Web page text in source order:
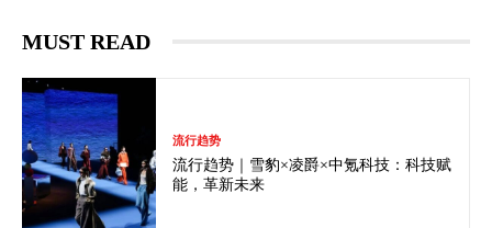
MUST READ
流行趋势
流行趋势｜雪豹×凌爵×中氪科技：科技赋
能，革新未来